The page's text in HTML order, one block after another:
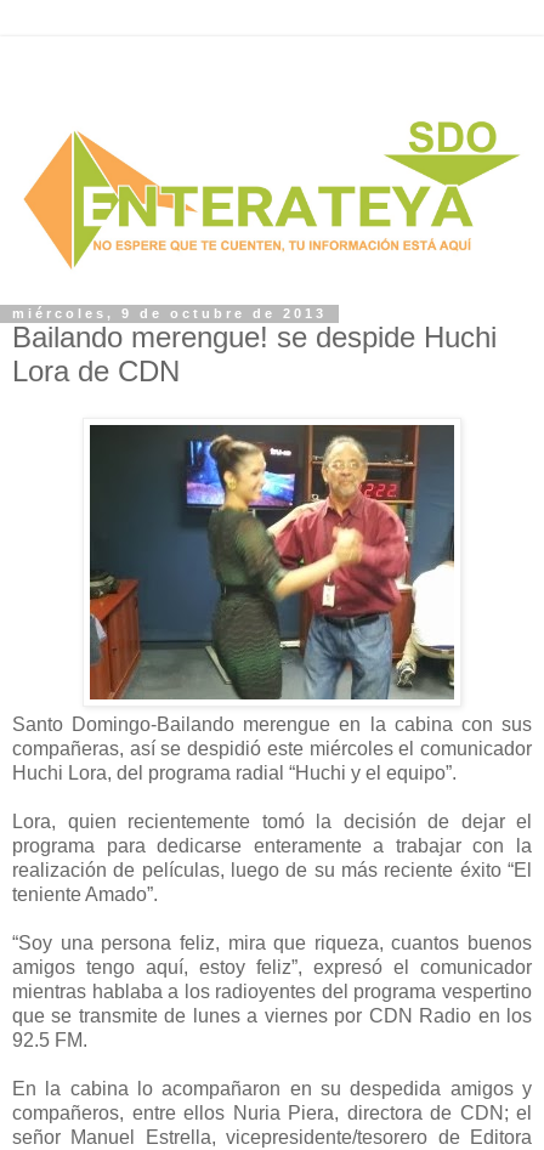
miércoles, 9 de octubre de 2013
Bailando merengue! se despide Huchi
Lora de CDN
Santo Domingo-Bailando merengue en la cabina con sus
compañeras, así se despidió este miércoles el comunicador
Huchi Lora, del programa radial “Huchi y el equipo”.
Lora, quien recientemente tomó la decisión de dejar el
programa para dedicarse enteramente a trabajar con la
realización de películas, luego de su más reciente éxito “El
teniente Amado”.
“Soy una persona feliz, mira que riqueza, cuantos buenos
amigos tengo aquí, estoy feliz”, expresó el comunicador
mientras hablaba a los radioyentes del programa vespertino
que se transmite de lunes a viernes por CDN Radio en los
92.5 FM.
En la cabina lo acompañaron en su despedida amigos y
compañeros, entre ellos Nuria Piera, directora de CDN; el
señor Manuel Estrella, vicepresidente/tesorero de Editora